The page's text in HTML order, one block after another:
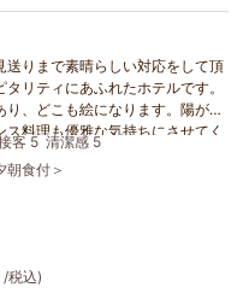
りまで素晴らしい対応をして頂
リティにあふれたホテルです。
、どこも絵になります。陽がお
料理も優雅な気持ちにさせてく
ンジです。落ち着いていてゆっ
送迎もして頂けるので温泉派には
かけてもらえすごく嬉しく沢山
ラウンジも利用できます。ベイ
客 5 清潔感 5
朝食付＞
税込)